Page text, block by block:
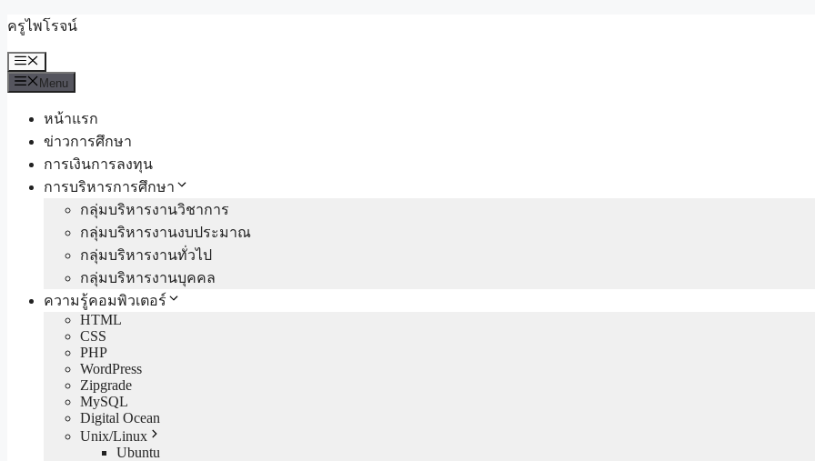
Skip
content
ครูไพโรจน์
Menu
Menu
หน้าแรก
ข่าวการศึกษา
การเงินการลงทุน
การบริหารการศึกษา
กลุ่มบริหารงานวิชาการ
กลุ่มบริหารงานงบประมาณ
กลุ่มบริหารงานทั่วไป
กลุ่มบริหารงานบุคคล
ความรู้คอมพิวเตอร์
HTML
CSS
PHP
WordPress
Zipgrade
MySQL
Digital Ocean
Unix/Linux
Ubuntu